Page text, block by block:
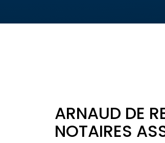
ARNAUD DE
NOTAIRES